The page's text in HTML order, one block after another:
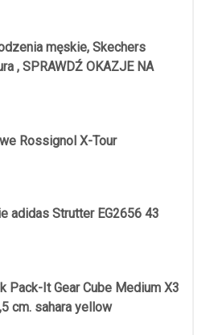
męskie, Skechers
, SPRAWDŹ OKAZJE NA
Rossignol X-Tour
adidas Strutter EG2656 43
Pack-It Gear Cube Medium X3
cm. sahara yellow